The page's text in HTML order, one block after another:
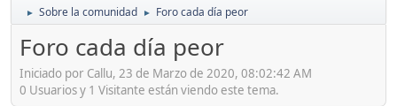
► Sobre la comunidad ► Foro cada día peor
Foro cada día peor
Iniciado por Callu, 23 de Marzo de 2020, 08:02:42 AM
0 Usuarios y 1 Visitante están viendo este tema.